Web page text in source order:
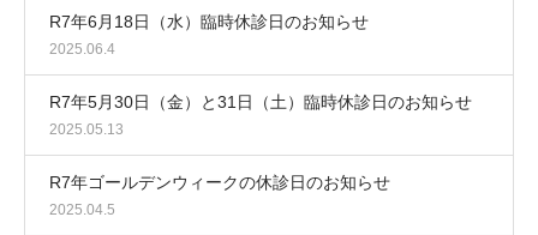
R7年6月18日（水）臨時休診日のお知らせ
2025.06.4
R7年5月30日（金）と31日（土）臨時休診日のお知らせ
2025.05.13
R7年ゴールデンウィークの休診日のお知らせ
2025.04.5